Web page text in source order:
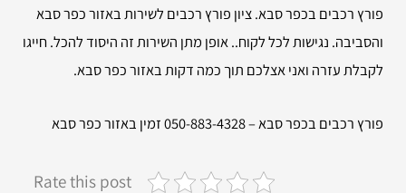
פורץ רכבים בכפר סבא. ציון פורץ רכבים לשירות באזור כפר סבא
והסביבה. נגישות לכל לקוח.. אופן מתן השירות זה היסוד להכל. חייגו
לקבלת עזרה ואני אצלכם תוך כמה דקות באזור כפר סבא.
פורץ רכבים בכפר סבא – 050-883-4328 זמין באזור כפר סבא
Rate this post